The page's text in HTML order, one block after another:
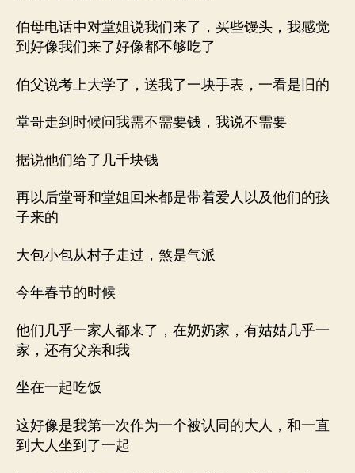
伯母电话中对堂姐说我们来了，买些馒头，我感觉
到好像我们来了好像都不够吃了
伯父说考上大学了，送我了一块手表，一看是旧的
堂哥走到时候问我需不需要钱，我说不需要
据说他们给了几千块钱
再以后堂哥和堂姐回来都是带着爱人以及他们的孩
子来的
大包小包从村子走过，煞是气派
今年春节的时候
他们几乎一家人都来了，在奶奶家，有姑姑几乎一
家，还有父亲和我
坐在一起吃饭
这好像是我第一次作为一个被认同的大人，和一直
到大人坐到了一起